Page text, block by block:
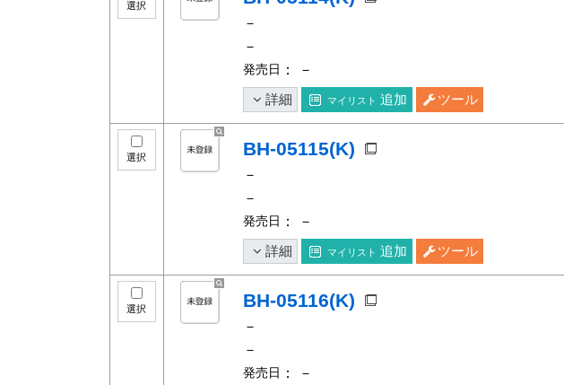
選択
－
－
発売日 ： －
詳細 マイリスト 追加 ツール
選択 BH-05115(K)
－
－
発売日 ： －
詳細 マイリスト 追加 ツール
選択 BH-05116(K)
－
－
発売日 ： －